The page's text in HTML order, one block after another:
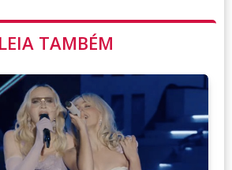
LEIA TAMBÉM